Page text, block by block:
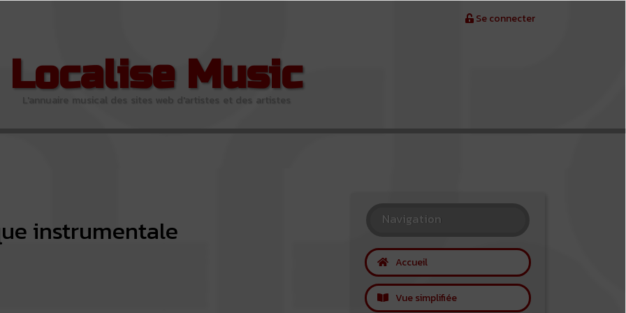
Se connecter
Localise Music
L'annuaire musical des sites web d'artistes et des artistes
instrumentale Navigation
Accueil
Vue simplifiée